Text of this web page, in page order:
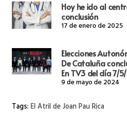
Hoy he ido al
conclusión
17 de enero de 2025
Elecciones
De Cataluña
En TV3 del día 7/
9 de mayo de 2024
Tags:El Atril de Joan Pau Rica